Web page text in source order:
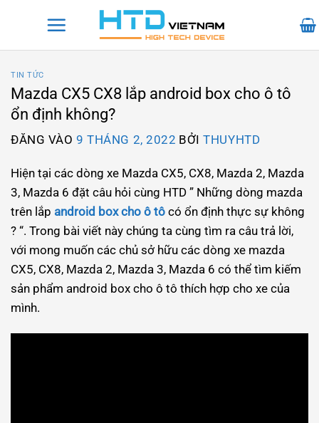
TIN TỨC
Mazda CX5 CX8 lắp android box cho ô tô
ổn định không?
ĐĂNG VÀO9 THÁNG 2, 2022 BỞITHUYHTD
Hiện tại các dòng xe Mazda CX5, CX8, Mazda 2, Mazda
3, Mazda 6 đặt câu hỏi cùng HTD ” Những dòng mazda
trên lắp android box cho ô tô có ổn định thực sự không
? “. Trong bài viết này chúng ta cùng tìm ra câu trả lời,
với mong muốn các chủ sở hữu các dòng xe mazda
CX5, CX8, Mazda 2, Mazda 3, Mazda 6 có thể tìm kiếm
sản phẩm android box cho ô tô thích hợp cho xe của
mình.